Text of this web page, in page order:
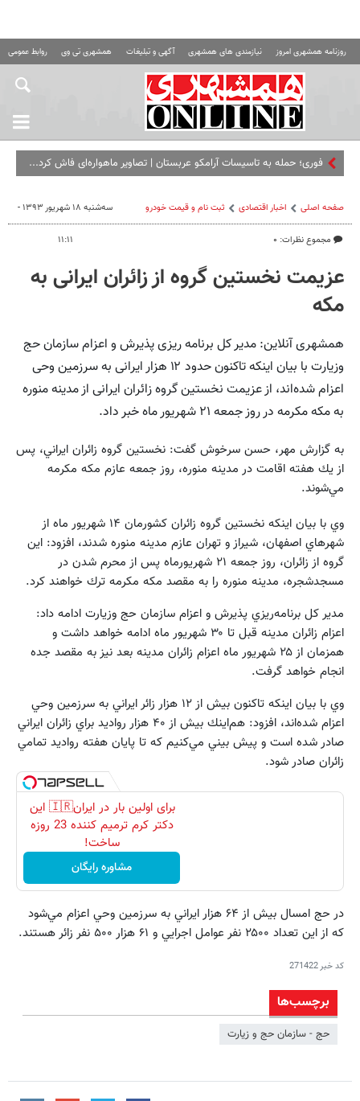
روزنامه همشهری امروز نیازمندی های همشهری آگهی و تبلیغات همشهری تی وی روابط عمومی
فوری؛ حمله به تاسیسات آرامکو عربستان | تصاویر ماهواره‌ای فاش کرد...
صفحه اصلی اخبار اقتصادی ثبت نام و قیمت خودرو
مجموع نظرات: ۰
سه‌شنبه ۱۸ شهریور ۱۳۹۳ -
۱۱:۱۱
عزیمت نخستین گروه از زائران ایرانی به
مکه
همشهری آنلاین: مدیر کل برنامه ریزی پذیرش و اعزام سازمان حج
وزیارت با بیان اینکه تاکنون حدود ۱۲ هزار ایرانی به سرزمین وحی
اعزام شده‌اند، از عزیمت نخستین گروه زائران ایرانی از مدینه منوره
به مکه مکرمه در روز جمعه ۲۱ شهریور ماه خبر داد.
به گزارش مهر، حسن سرخوش گفت: نخستين گروه زائران ايراني، پس
از يك هفته اقامت در مدينه منوره، روز جمعه عازم مكه مكرمه
مي‌شوند.
وي با بيان اينكه نخستين گروه زائران كشورمان ۱۴ شهريور ماه از
شهرهاي اصفهان، شيراز و تهران عازم مدينه منوره شدند، افزود: اين
گروه از زائران، روز جمعه ۲۱ شهريورماه پس از محرم شدن در
مسجدشجره، مدينه منوره را به مقصد مكه مكرمه ترك خواهند كرد.
مدير كل برنامه‌ريزي پذيرش و اعزام سازمان حج وزيارت ادامه داد:
اعزام زائران مدينه قبل تا ۳۰ شهريور ماه ادامه خواهد داشت و
همزمان از ۲۵ شهريور ماه اعزام زائران مدينه بعد نيز به مقصد جده
انجام خواهد گرفت.
وي با بيان اينكه تاكنون بيش از ۱۲ هزار زائر ايراني به سرزمين وحي
اعزام شده‌اند، افزود: هم‌اينك بيش از ۴۰ هزار رواديد براي زائران ايراني
صادر شده است و پيش بيني مي‌كنيم كه تا پايان هفته رواديد تمامي
زائران صادر شود.
برای اولین بار در ایران🇮🇷 این
دکتر کرم ترمیم کننده 23 روزه
ساخت!
مشاوره رایگان
در حج امسال بيش از ۶۴ هزار ايراني به سرزمين وحي اعزام مي‌شود
كه از اين تعداد ۲۵۰۰ نفر عوامل اجرايي و ۶۱ هزار ۵۰۰ نفر زائر هستند.
کد خبر271422
برچسب‌ها
حج - سازمان حج و زیارت